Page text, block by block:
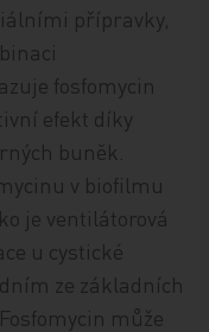
přípravky,
fosfomycin
efekt díky
buněk.
v biofilmu
je ventilátorová
u cystické
ze základních
může